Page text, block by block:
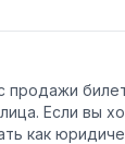
продажи
Если вы
как